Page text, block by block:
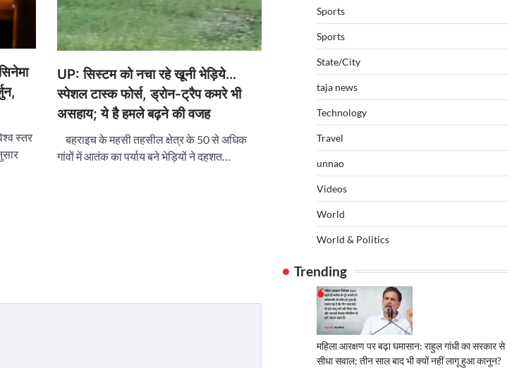
स्तर
UP: सिस्टम को नचा रहे खूनी भेड़िये…
स्पेशल टास्क फोर्स, ड्रोन-ट्रैप कमरे भी
असहाय; ये है हमले बढ़ने की वजह
बहराइच के महसी तहसील क्षेत्र के 50 से अधिक
गांवों में आतंक का पर्याय बने भेड़ियों ने दहशत…
Sports
Sports
State/City
taja news
Technology
Travel
unnao
Videos
World
World & Politics
Trending
महिला आरक्षण पर बढ़ा घमासान: राहुल गांधी का सरकार से
सीधा सवाल; तीन साल बाद भी क्यों नहीं लागू हुआ कानून?